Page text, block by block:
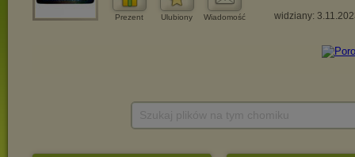
Prezent Ulubiony Wiadomość widziany: